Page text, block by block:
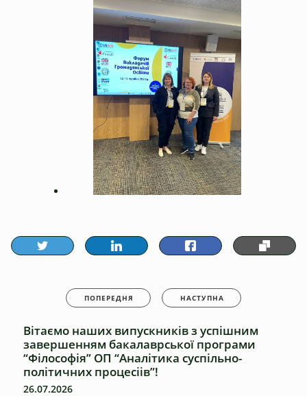
ПОПЕРЕДНЯ НАСТУПНА
Вітаємо наших випускників з успішним
завершенням бакалаврської програми
“Філософія” ОП “Аналітика суспільно-
політичних процесіів”!
26.07.2026